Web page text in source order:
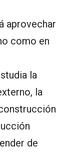
aprovechar
como en
la
la
de